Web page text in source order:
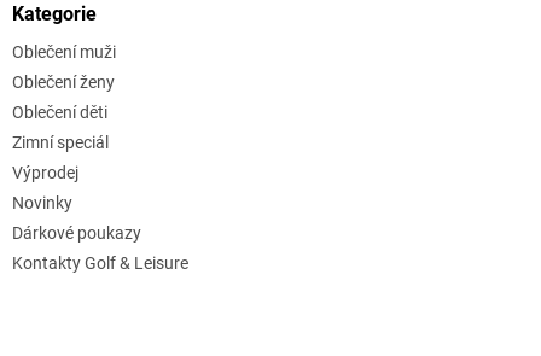
Kategorie
Oblečení muži
Oblečení ženy
Oblečení děti
Zimní speciál
Výprodej
Novinky
Dárkové poukazy
Kontakty Golf & Leisure